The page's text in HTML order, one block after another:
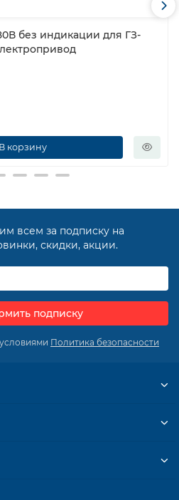
без индикации для ГЗ-
В корзину
всем за подписку на
скидки, акции.
подписку
Политика безопасности